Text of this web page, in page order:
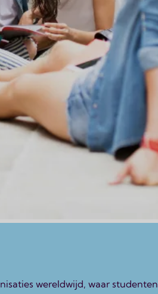
wereldwijd, waar